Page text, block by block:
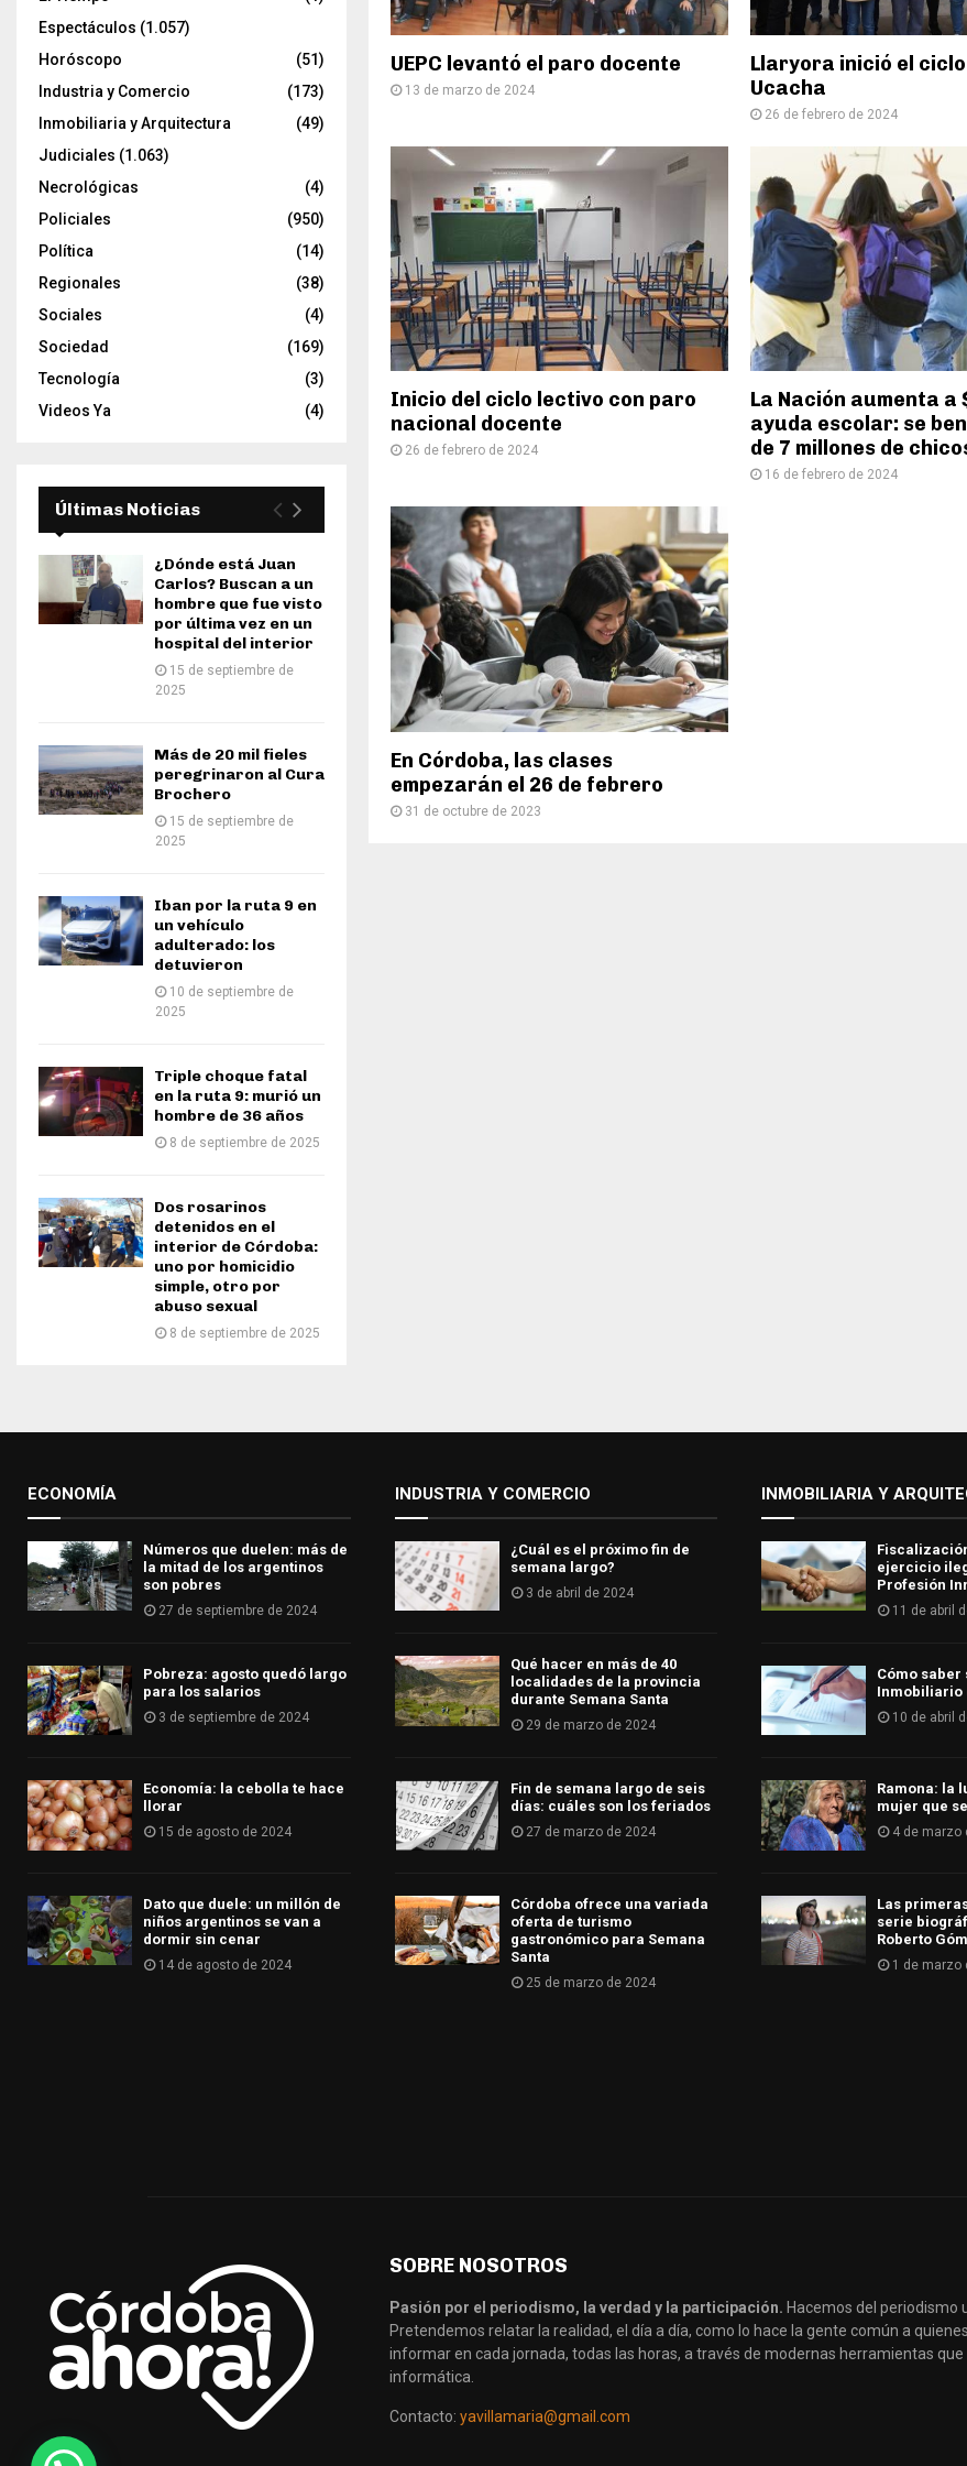
UEPC levantó el paro docente
13 de marzo de 2024
Llaryora inició el
Ucacha
26 de febrero de 2024
Inicio del ciclo lectivo con paro
nacional docente
26 de febrero de 2024
La Nación aumenta a
ayuda escolar: se
de 7 millones de
16 de febrero de 2024
En Córdoba, las clases
empezarán el 26 de febrero
31 de octubre de 2023
Espectáculos (1.057)
Horóscopo
(51)
Industria y Comercio
(173)
Inmobiliaria y Arquitectura
(49)
Judiciales (1.063)
Necrológicas
(4)
Policiales
(950)
Política
(14)
Regionales
(38)
Sociales
(4)
Sociedad
(169)
Tecnología
(3)
Videos Ya
(4)
Últimas Noticias
¿Dónde está Juan
Carlos? Buscan a un
hombre que fue visto
por última vez en un
hospital del interior
15 de septiembre de
2025
Más de 20 mil fieles
peregrinaron al Cura
Brochero
15 de septiembre de
2025
Iban por la ruta 9 en
un vehículo
adulterado: los
detuvieron
10 de septiembre de
2025
Triple choque fatal
en la ruta 9: murió un
hombre de 36 años
8 de septiembre de 2025
Dos rosarinos
detenidos en el
interior de Córdoba:
uno por homicidio
simple, otro por
abuso sexual
8 de septiembre de 2025
ECONOMÍA
Números que duelen: más de
la mitad de los argentinos
son pobres
27 de septiembre de 2024
Pobreza: agosto quedó largo
para los salarios
3 de septiembre de 2024
Economía: la cebolla te hace
llorar
15 de agosto de 2024
Dato que duele: un millón de
niños argentinos se van a
dormir sin cenar
14 de agosto de 2024
INDUSTRIA Y COMERCIO
¿Cuál es el próximo fin de
semana largo?
3 de abril de 2024
Qué hacer en más de 40
localidades de la provincia
durante Semana Santa
29 de marzo de 2024
Fin de semana largo de seis
días: cuáles son los feriados
27 de marzo de 2024
Córdoba ofrece una variada
oferta de turismo
gastronómico para Semana
Santa
25 de marzo de 2024
INMOBILIARIA Y
ejercicio
Profesión
11 de abril
Cómo saber
Inmobiliario
10 de abril
Ramona: la
mujer que
4 de marzo
Las
serie
Roberto
1 de marzo
SOBRE NOSOTROS
Pasión por el periodismo, la verdad y la participación. Hacemos del periodismo
Pretendemos relatar la realidad, el día a día, como lo hace la gente común a
informar en cada jornada, todas las horas, a través de modernas herramientas que
informática.
Contacto: yavillamaria@gmail.com